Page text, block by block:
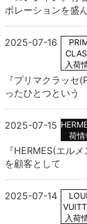
ボレーションを盛
2025-07-16
入荷
『プリマクラッセ
ったひとつという
2025-07-15
荷情
『HERMES(エル
を顧客として
2025-07-14
入荷